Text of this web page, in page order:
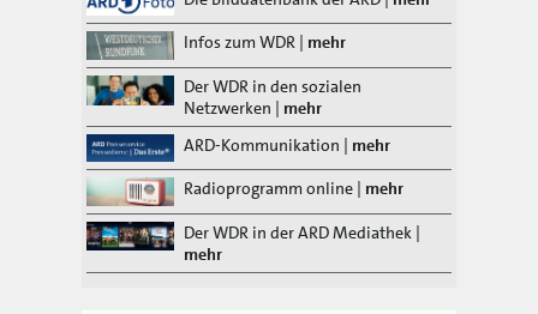
Infos zum WDR | mehr
Der WDR in den sozialen
Netzwerken | mehr
ARD-Kommunikation | mehr
Radioprogramm online | mehr
Der WDR in der ARD Mediathek |
mehr